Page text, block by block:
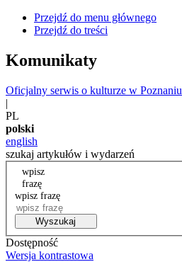
Przejdź do menu głównego
Przejdź do treści
Komunikaty
Oficjalny serwis o kulturze w Poznaniu
|
PL
polski
english
szukaj artykułów i wydarzeń
wpisz
frazę
wpisz frazę
Wyszukaj
Dostępność
Wersja kontrastowa